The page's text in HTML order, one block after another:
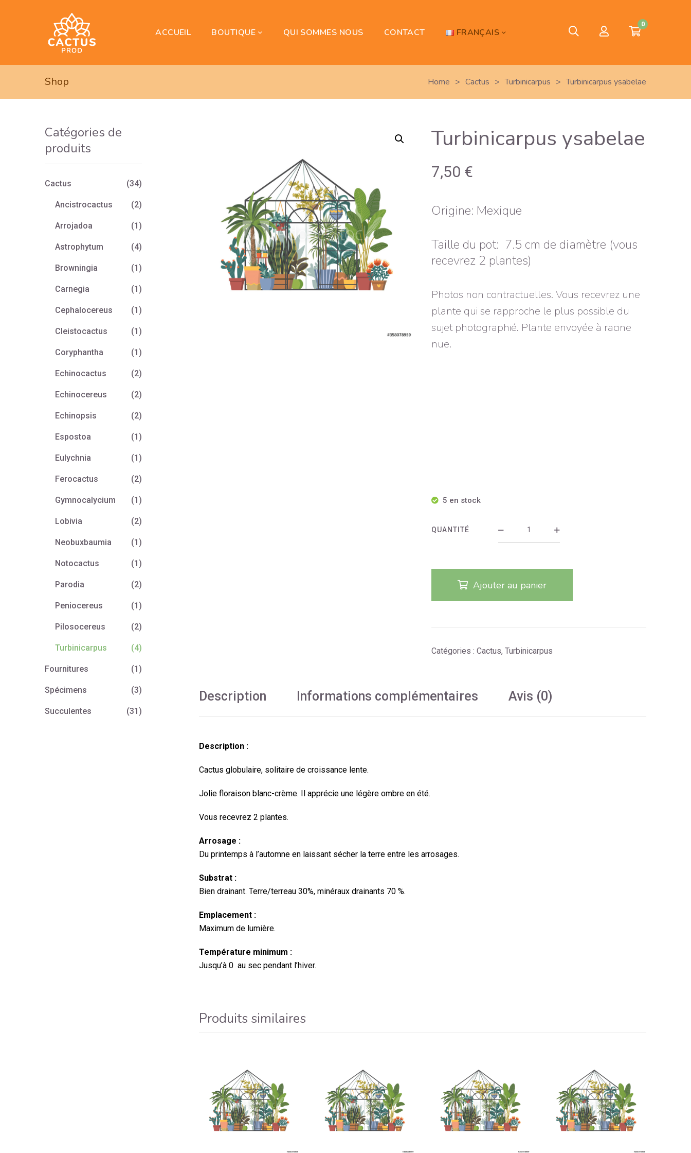
ACCUEIL BOUTIQUE QUI SOMMES NOUS CONTACT FRANÇAIS
0
Shop Home > Cactus > Turbinicarpus > Turbinicarpus ysabelae
Turbinicarpus ysabelae
7,50 €
Origine: Mexique
Taille du pot: 7.5 cm de diamètre (vous
recevrez 2 plantes)
Photos non contractuelles. Vous recevrez une
plante qui se rapproche le plus possible du
sujet photographié. Plante envoyée à racine
nue.
5 en stock
QUANTITÉ
Ajouter au panier
Catégories :Cactus,Turbinicarpus
Description Informations complémentaires Avis (0)
Description :
Cactus globulaire, solitaire de croissance lente.
Jolie floraison blanc-crème. Il apprécie une légère ombre en été.
Vous recevrez 2 plantes.
Arrosage :
Du printemps à l’automne en laissant sécher la terre entre les arrosages.
Substrat :
Bien drainant. Terre/terreau 30%, minéraux drainants 70 %.
Emplacement :
Maximum de lumière.
Température minimum :
Jusqu’à 0 au sec pendant l’hiver.
Produits similaires
Catégories de
produits
Cactus (34)
Ancistrocactus (2)
Arrojadoa (1)
Astrophytum (4)
Browningia (1)
Carnegia (1)
Cephalocereus (1)
Cleistocactus (1)
Coryphantha (1)
Echinocactus (2)
Echinocereus (2)
Echinopsis (2)
Espostoa (1)
Eulychnia (1)
Ferocactus (2)
Gymnocalycium (1)
Lobivia (2)
Neobuxbaumia (1)
Notocactus (1)
Parodia (2)
Peniocereus (1)
Pilosocereus (2)
Turbinicarpus (4)
Fournitures (1)
Spécimens (3)
Succulentes (31)